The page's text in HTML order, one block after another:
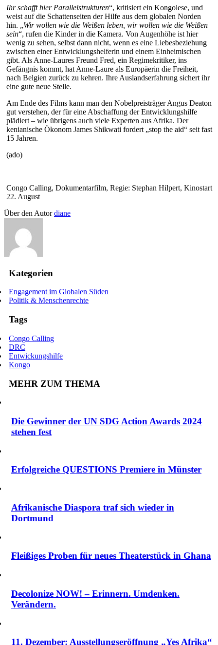
Ihr schafft hier Parallelstrukturen“, kritisiert ein Kongolese, und
weist auf die Schattenseiten der Hilfe aus dem globalen Norden
hin. „Wir wollen wie die Weißen leben, wir wollen wie die Weißen
sein“, rufen die Kinder in die Kamera. Von Augenhöhe ist hier
wenig zu sehen, selbst dann nicht, wenn es eine Liebesbeziehung
zwischen einer Entwicklungshelferin und einem Einheimischen
gibt. Als Anne-Laures Freund Fred, ein Regimekritiker, ins
Gefängnis kommt, hat Anne-Laure als Europäerin die Freiheit,
nach Belgien zurück zu kehren. Ihre Auslandserfahrung sichert ihr
eine gute neue Stelle.
Am Ende des Films kann man den Nobelpreisträger Angus Deaton
gut verstehen, der für eine Abschaffung der Entwicklungshilfe
plädiert – wie übrigens auch viele Experten aus Afrika. Der
kenianische Ökonom James Shikwati fordert „stop the aid“ seit fast
15 Jahren.
(ado)
Congo Calling, Dokumentarfilm, Regie: Stephan Hilpert, Kinostart
22. August
Über den Autordiane
Kategorien
Engagement im Globalen Süden
Politik & Menschenrechte
Tags
Congo Calling
DRC
Entwickungshilfe
Kongo
MEHR ZUM THEMA
Die Gewinner der UN SDG Action Awards 2024
stehen fest
Erfolgreiche QUESTIONS Premiere in Münster
Afrikanische Diaspora traf sich wieder in
Dortmund
Fleißiges Proben für neues Theaterstück in Ghana
Decolonize NOW! – Erinnern. Umdenken.
Verändern.
11. Dezember: Ausstellungseröffnung „Yes Afrika“